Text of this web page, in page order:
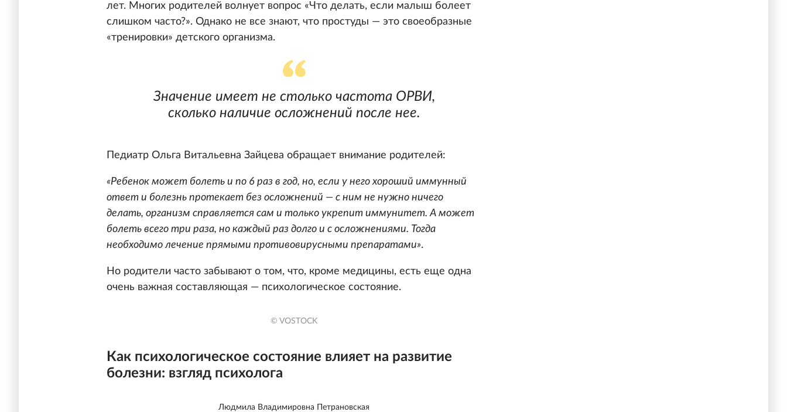
лет. Многих родителей волнует вопрос «Что делать, если малыш болеет
слишком часто?». Однако не все знают, что простуды — это своеобразные
«тренировки» детского организма.
Значение имеет не столько частота ОРВИ,
сколько наличие осложнений после нее.
Педиатр Ольга Витальевна Зайцева обращает внимание родителей:
«Ребенок может болеть и по 6 раз в год, но, если у него хороший иммунный
ответ и болезнь протекает без осложнений — с ним не нужно ничего
делать, организм справляется сам и только укрепит иммунитет. А может
болеть всего три раза, но каждый раз долго и с осложнениями. Тогда
необходимо лечение прямыми противовирусными препаратами».
Но родители часто забывают о том, что, кроме медицины, есть еще одна
очень важная составляющая — психологическое состояние.
© VOSTOCK
Как психологическое состояние влияет на развитие
болезни: взгляд психолога
Людмила Владимировна Петрановская